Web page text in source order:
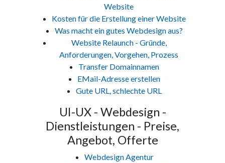
Website
Kosten für die Erstellung einer Website
Was macht ein gutes Webdesign aus?
Website Relaunch - Gründe,
Anforderungen, Vorgehen, Prozess
Transfer Domainnamen
EMail-Adresse erstellen
Gute URL, schlechte URL
UI-UX - Webdesign -
Dienstleistungen - Preise,
Angebot, Offerte
Webdesign Agentur